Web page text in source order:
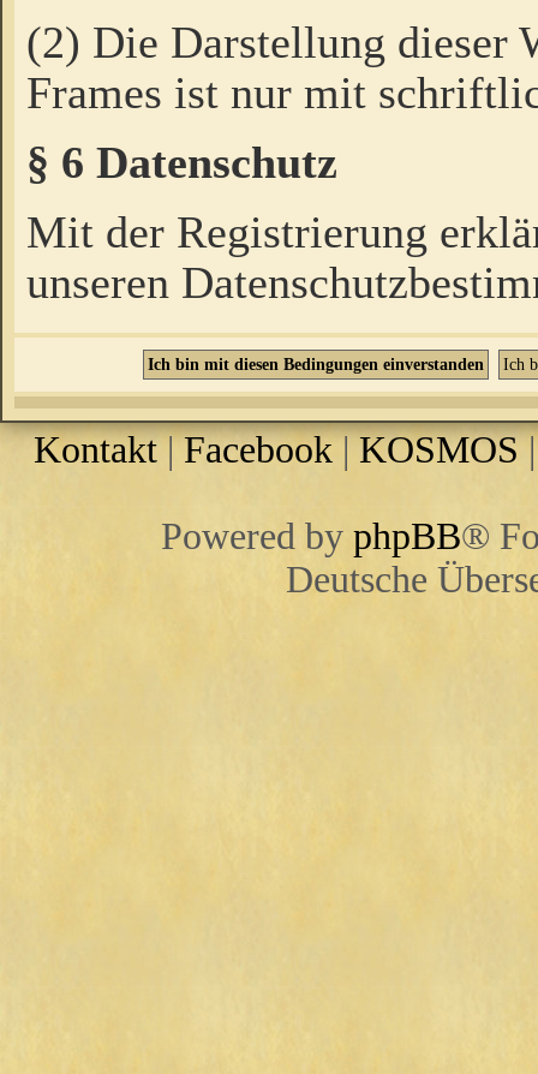
(2) Die Darstellung dieser
Frames ist nur mit
§ 6 Datenschutz
Mit der Registrierung
unseren
Kontakt |Facebook | KOSMOS
Powered by phpBB®
Deutsche